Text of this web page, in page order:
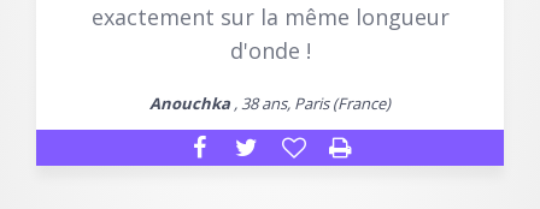
exactement sur la même longueur
d'onde !
Anouchka , 38 ans, Paris (France)